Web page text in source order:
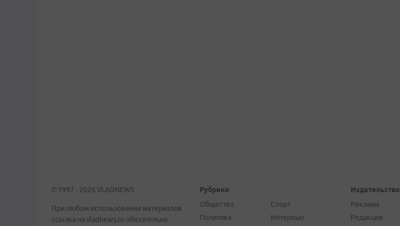
© 1997 - 2026 VLADNEWS
При любом использовании материалов
ссылка на vladnews.ru обязательна.
Рубрики
Общество
Политика
Спорт
Интервью
Издательство
Реклама
Редакция